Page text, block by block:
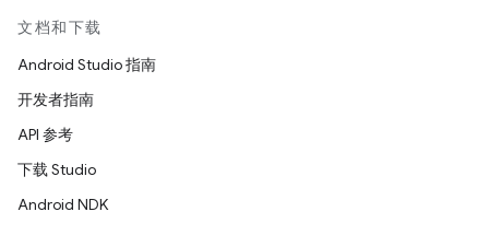
文档和下载
Android Studio 指南
开发者指南
API 参考
下载 Studio
Android NDK